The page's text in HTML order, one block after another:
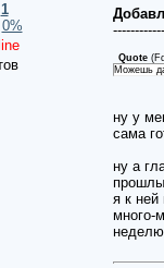
1
0%
Quote (
Можешь
ну у
сама
ну а
я к ней
много-
неделю